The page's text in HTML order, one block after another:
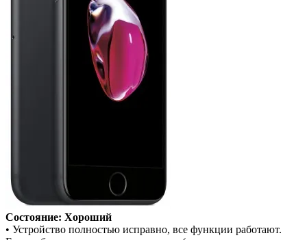
Состояние: Хороший
• Устройство полностью исправно, все функции работают.